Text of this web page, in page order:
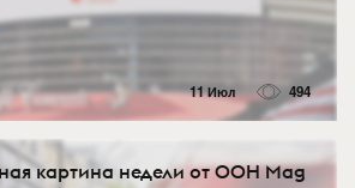
11 Июл 494
картина недели от OOH Mag